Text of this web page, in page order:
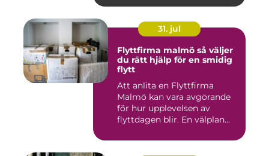
31. jul
Flyttfirma malmö så väljer
du rätt hjälp för en smidig
flytt
Att anlita en Flyttfirma
Malmö kan vara avgörande
för hur upplevelsen av
flyttdagen blir. En välplan...